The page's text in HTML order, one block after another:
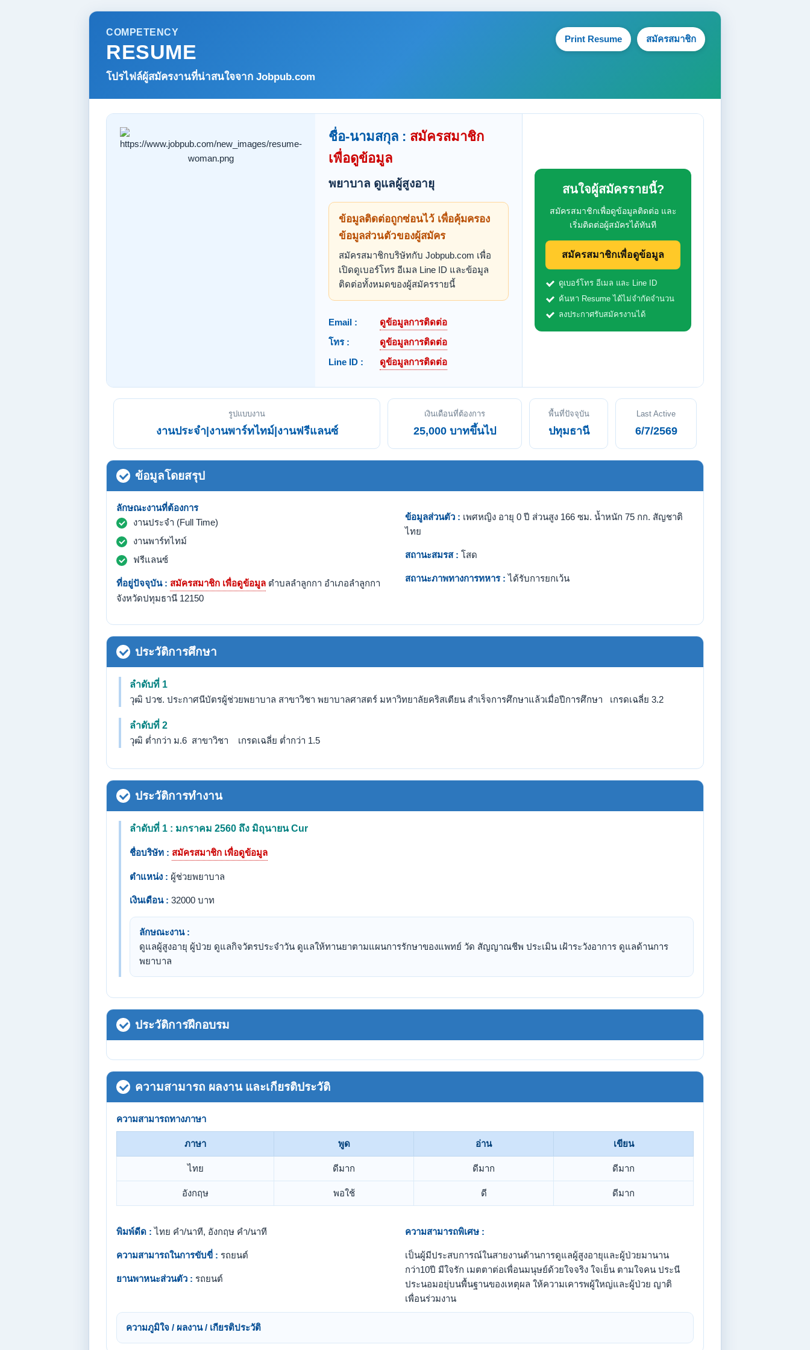
COMPETENCY
RESUME
โปรไฟล์ผู้สมัครงานที่น่าสนใจจาก Jobpub.com
Print Resume สมัครสมาชิก
ชื่อ-นามสกุล : สมัครสมาชิก
เพื่อดูข้อมูล
พยาบาล ดูแลผู้สูงอายุ
ข้อมูลติดต่อถูกซ่อนไว้ เพื่อคุ้มครอง
ข้อมูลส่วนตัวของผู้สมัคร
สมัครสมาชิกบริษัทกับ Jobpub.com เพื่อ
เปิดดูเบอร์โทร อีเมล Line ID และข้อมูล
ติดต่อทั้งหมดของผู้สมัครรายนี้
Email :
ดูข้อมูลการติดต่อ
โทร :
ดูข้อมูลการติดต่อ
Line ID :
ดูข้อมูลการติดต่อ
สนใจผู้สมัครรายนี้?
สมัครสมาชิกเพื่อดูข้อมูลติดต่อ และ
เริ่มติดต่อผู้สมัครได้ทันที
สมัครสมาชิกเพื่อดูข้อมูล
ดูเบอร์โทร อีเมล และ Line ID
ค้นหา Resume ได้ไม่จำกัดจำนวน
ลงประกาศรับสมัครงานได้
รูปแบบงาน
งานประจำ|งานพาร์ทไทม์|งานฟรีแลนซ์
เงินเดือนที่ต้องการ
25,000 บาทขึ้นไป
พื้นที่ปัจจุบัน
ปทุมธานี
Last Active
6/7/2569
ข้อมูลโดยสรุป
ลักษณะงานที่ต้องการ
งานประจำ (Full Time)
งานพาร์ทไทม์
ฟรีแลนซ์
ที่อยู่ปัจจุบัน : สมัครสมาชิก เพื่อดูข้อมูล ตำบลลำลูกกา อำเภอลำลูกกา
จังหวัดปทุมธานี 12150
ข้อมูลส่วนตัว : เพศหญิง อายุ 0 ปี ส่วนสูง 166 ซม. น้ำหนัก 75 กก. สัญชาติ
ไทย
สถานะสมรส : โสด
สถานะภาพทางการทหาร : ได้รับการยกเว้น
ประวัติการศึกษา
ลำดับที่ 1
วุฒิ ปวช. ประกาศนีบัตรผู้ช่วยพยาบาล สาขาวิชา พยาบาลศาสตร์ มหาวิทยาลัยคริสเตียน สำเร็จการศึกษาแล้วเมื่อปีการศึกษา เกรดเฉลี่ย 3.2
ลำดับที่ 2
วุฒิ ต่ำกว่า ม.6 สาขาวิชา เกรดเฉลี่ย ต่ำกว่า 1.5
ประวัติการทำงาน
ลำดับที่ 1 : มกราคม 2560 ถึง มิถุนายน Cur
ชื่อบริษัท : สมัครสมาชิก เพื่อดูข้อมูล
ตำแหน่ง : ผู้ช่วยพยาบาล
เงินเดือน : 32000 บาท
ลักษณะงาน :
ดูแลผู้สูงอายุ ผู้ป่วย ดูแลกิจวัตรประจำวัน ดูแลให้ทานยาตามแผนการรักษาของแพทย์ วัด สัญญาณชีพ ประเมิน เฝ้าระวังอาการ ดูแลด้านการ
พยาบาล
ประวัติการฝึกอบรม
ความสามารถ ผลงาน และเกียรติประวัติ
ความสามารถทางภาษา
ภาษา พูด อ่าน เขียน
ไทย ดีมาก ดีมาก ดีมาก
อังกฤษ พอใช้ ดี ดีมาก
พิมพ์ดีด : ไทย คำ/นาที, อังกฤษ คำ/นาที
ความสามารถในการขับขี่ : รถยนต์
ยานพาหนะส่วนตัว : รถยนต์
ความสามารถพิเศษ :
เป็นผู้มีประสบการณ์ในสายงานด้านการดูแลผู้สูงอายุและผู้ป่วยมานาน
กว่า10ปี มีใจรัก เมตตาต่อเพื่อนมนุษย์ด้วยใจจริง ใจเย็น ตามใจคน ประนี
ประนอมอยุ่บนพื้นฐานของเหตุผล ให้ความเคารพผู้ใหญ่และผู้ป่วย ญาติ
เพื่อนร่วมงาน
ความภูมิใจ / ผลงาน / เกียรติประวัติ